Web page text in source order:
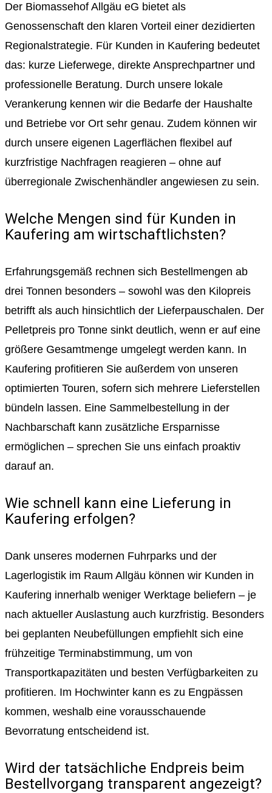
Der Biomassehof Allgäu eG bietet als
Genossenschaft den klaren Vorteil einer dezidierten
Regionalstrategie. Für Kunden in Kaufering bedeutet
das: kurze Lieferwege, direkte Ansprechpartner und
professionelle Beratung. Durch unsere lokale
Verankerung kennen wir die Bedarfe der Haushalte
und Betriebe vor Ort sehr genau. Zudem können wir
durch unsere eigenen Lagerflächen flexibel auf
kurzfristige Nachfragen reagieren – ohne auf
überregionale Zwischenhändler angewiesen zu sein.
Welche Mengen sind für Kunden in
Kaufering am wirtschaftlichsten?
Erfahrungsgemäß rechnen sich Bestellmengen ab
drei Tonnen besonders – sowohl was den Kilopreis
betrifft als auch hinsichtlich der Lieferpauschalen. Der
Pelletpreis pro Tonne sinkt deutlich, wenn er auf eine
größere Gesamtmenge umgelegt werden kann. In
Kaufering profitieren Sie außerdem von unseren
optimierten Touren, sofern sich mehrere Lieferstellen
bündeln lassen. Eine Sammelbestellung in der
Nachbarschaft kann zusätzliche Ersparnisse
ermöglichen – sprechen Sie uns einfach proaktiv
darauf an.
Wie schnell kann eine Lieferung in
Kaufering erfolgen?
Dank unseres modernen Fuhrparks und der
Lagerlogistik im Raum Allgäu können wir Kunden in
Kaufering innerhalb weniger Werktage beliefern – je
nach aktueller Auslastung auch kurzfristig. Besonders
bei geplanten Neubefüllungen empfiehlt sich eine
frühzeitige Terminabstimmung, um von
Transportkapazitäten und besten Verfügbarkeiten zu
profitieren. Im Hochwinter kann es zu Engpässen
kommen, weshalb eine vorausschauende
Bevorratung entscheidend ist.
Wird der tatsächliche Endpreis beim
Bestellvorgang transparent angezeigt?